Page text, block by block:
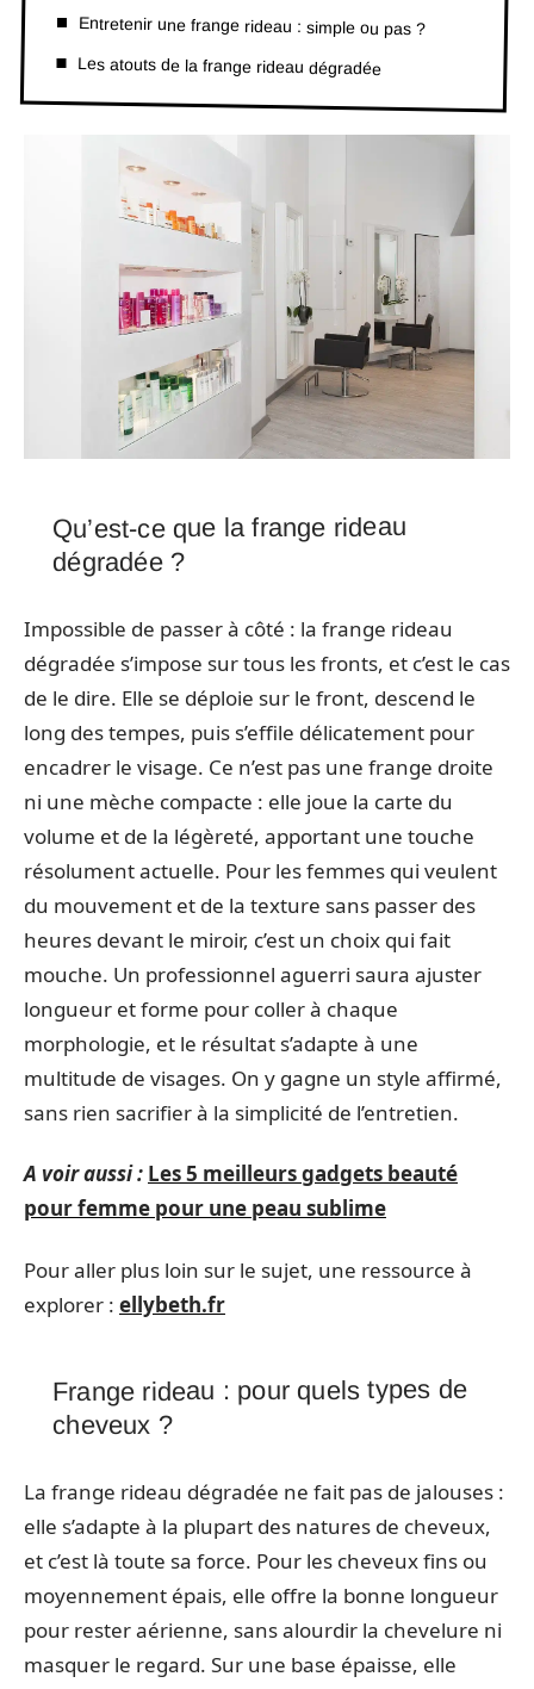
Entretenir une frange rideau : simple ou pas ?
Les atouts de la frange rideau dégradée
Qu’est-ce que la frange rideau
dégradée ?
Impossible de passer à côté : la frange rideau
dégradée s’impose sur tous les fronts, et c’est le cas
de le dire. Elle se déploie sur le front, descend le
long des tempes, puis s’effile délicatement pour
encadrer le visage. Ce n’est pas une frange droite
ni une mèche compacte : elle joue la carte du
volume et de la légèreté, apportant une touche
résolument actuelle. Pour les femmes qui veulent
du mouvement et de la texture sans passer des
heures devant le miroir, c’est un choix qui fait
mouche. Un professionnel aguerri saura ajuster
longueur et forme pour coller à chaque
morphologie, et le résultat s’adapte à une
multitude de visages. On y gagne un style affirmé,
sans rien sacrifier à la simplicité de l’entretien.
A voir aussi : Les 5 meilleurs gadgets beauté
pour femme pour une peau sublime
Pour aller plus loin sur le sujet, une ressource à
explorer : ellybeth.fr
Frange rideau : pour quels types de
cheveux ?
La frange rideau dégradée ne fait pas de jalouses :
elle s’adapte à la plupart des natures de cheveux,
et c’est là toute sa force. Pour les cheveux fins ou
moyennement épais, elle offre la bonne longueur
pour rester aérienne, sans alourdir la chevelure ni
masquer le regard. Sur une base épaisse, elle